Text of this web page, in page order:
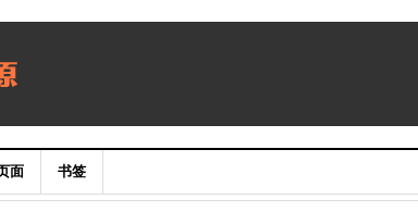
面 书签